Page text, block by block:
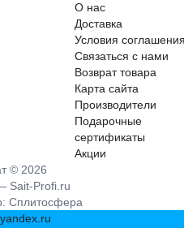
О нас
Доставка
Условия соглашения
Связаться с нами
Возврат товара
Карта сайта
Производители
Подарочные
сертификаты
Акции
© 2026
Sait-Profi.ru
Сплитосфера